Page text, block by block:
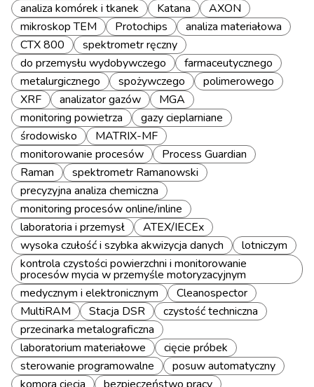
analiza komórek i tkanek
Katana
AXON
mikroskop TEM
Protochips
analiza materiałowa
CTX 800
spektrometr ręczny
do przemysłu wydobywczego
farmaceutycznego
metalurgicznego
spożywczego
polimerowego
XRF
analizator gazów
MGA
monitoring powietrza
gazy cieplarniane
środowisko
MATRIX-MF
monitorowanie procesów
Process Guardian
Raman
spektrometr Ramanowski
precyzyjna analiza chemiczna
monitoring procesów online/inline
laboratoria i przemysł
ATEX/IECEx
wysoka czułość i szybka akwizycja danych
lotniczym
kontrola czystości powierzchni i monitorowanie
procesów mycia w przemyśle motoryzacyjnym
medycznym i elektronicznym
Cleanospector
MultiRAM
Stacja DSR
czystość techniczna
przecinarka metalograficzna
laboratorium materiałowe
cięcie próbek
sterowanie programowalne
posuw automatyczny